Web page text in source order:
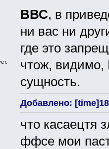
ВВС, в
ни вас ни
где это
чтож, видимо,
сущность.
Добавлено:
что касаецтя
ффсе мои